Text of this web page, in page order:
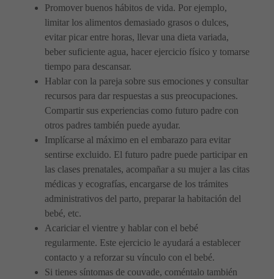
Promover buenos hábitos de vida. Por ejemplo,
limitar los alimentos demasiado grasos o dulces,
evitar picar entre horas, llevar una dieta variada,
beber suficiente agua, hacer ejercicio físico y tomarse
tiempo para descansar.
Hablar con la pareja sobre sus emociones y consultar
recursos para dar respuestas a sus preocupaciones.
Compartir sus experiencias como futuro padre con
otros padres también puede ayudar.
Implícarse al máximo en el embarazo para evitar
sentirse excluido. El futuro padre puede participar en
las clases prenatales, acompañar a su mujer a las citas
médicas y ecografías, encargarse de los trámites
administrativos del parto, preparar la habitación del
bebé, etc.
Acariciar el vientre y hablar con el bebé
regularmente. Este ejercicio le ayudará a establecer
contacto y a reforzar su vínculo con el bebé.
Si tienes síntomas de couvade, coméntalo también